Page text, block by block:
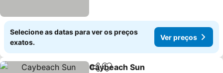
Selecione as datas para ver os preços
exatos.
Ver preços
Caybeach Sun